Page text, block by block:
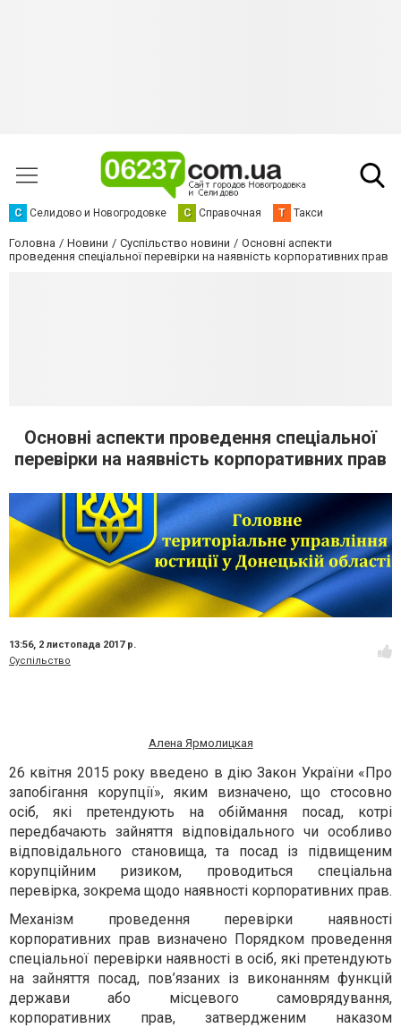
С Селидово и Новогродовке С Справочная Т Такси
Головна Новини Суспільство новини
Основні аспекти
проведення спеціальної перевірки на наявність корпоративних прав
Основні аспекти проведення спеціальної
перевірки на наявність корпоративних прав
13:56, 2 листопада 2017 р.
Суспільство
Алена Ярмолицкая
26 квітня 2015 року введено в дію Закон України «Про
запобігання корупції», яким визначено, що стосовно
осіб, які претендують на обіймання посад, котрі
передбачають зайняття відповідального чи особливо
відповідального становища, та посад із підвищеним
корупційним ризиком, проводиться спеціальна
перевірка, зокрема щодо наявності корпоративних прав.
Механізм проведення перевірки наявності
корпоративних прав визначено Порядком проведення
спеціальної перевірки наявності в осіб, які претендують
на зайняття посад, пов’язаних із виконанням функцій
держави або місцевого самоврядування,
корпоративних прав, затвердженим наказом